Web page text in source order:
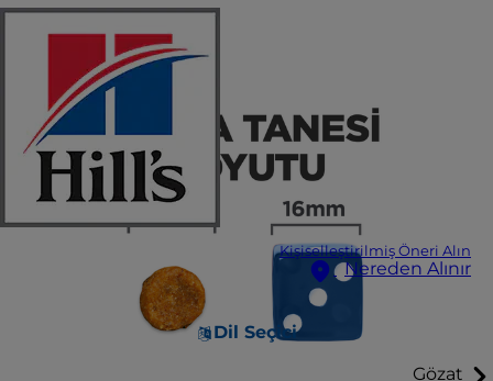
Kişiselleştirilmiş Öneri Alın
Nereden Alınır
Dil Seçici
Gözat